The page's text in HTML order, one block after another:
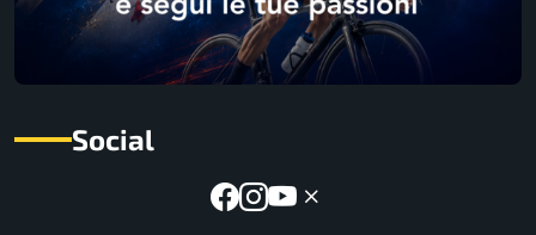
Social